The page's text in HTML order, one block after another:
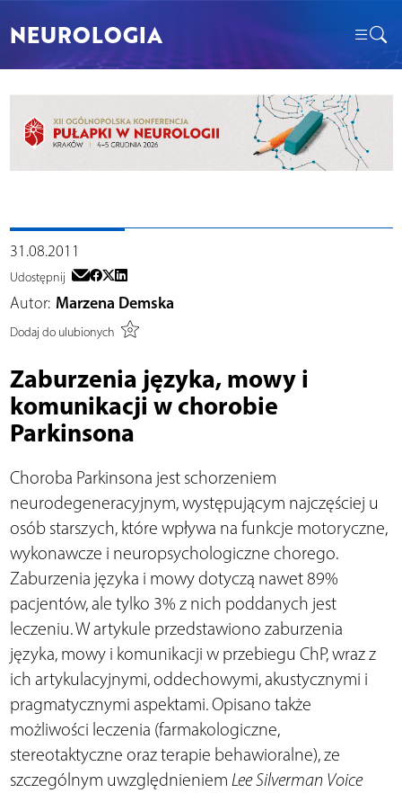
NEUROLOGIA
31.08.2011
Udostępnij
Autor: Marzena Demska
Dodaj do ulubionych
Zaburzenia języka, mowy i
komunikacji w chorobie
Parkinsona
Choroba Parkinsona jest schorzeniem
neurodegeneracyjnym, występującym najczęściej u
osób starszych, które wpływa na funkcje motoryczne,
wykonawcze i neuropsychologiczne chorego.
Zaburzenia języka i mowy dotyczą nawet 89%
pacjentów, ale tylko 3% z nich poddanych jest
leczeniu. W artykule przedstawiono zaburzenia
języka, mowy i komunikacji w przebiegu ChP, wraz z
ich artykulacyjnymi, oddechowymi, akustycznymi i
pragmatycznymi aspektami. Opisano także
możliwości leczenia (farmakologiczne,
stereotaktyczne oraz terapie behawioralne), ze
szczególnym uwzględnieniem Lee Silverman Voice